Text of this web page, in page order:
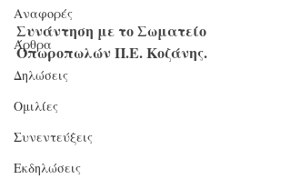
Αναφορές
Άρθρα
Δηλώσεις
Ομιλίες
Συνεντεύξεις
Εκδηλώσεις
Συνάντηση με το Σωματείο
Οπωροπωλών Π.Ε. Κοζάνης.